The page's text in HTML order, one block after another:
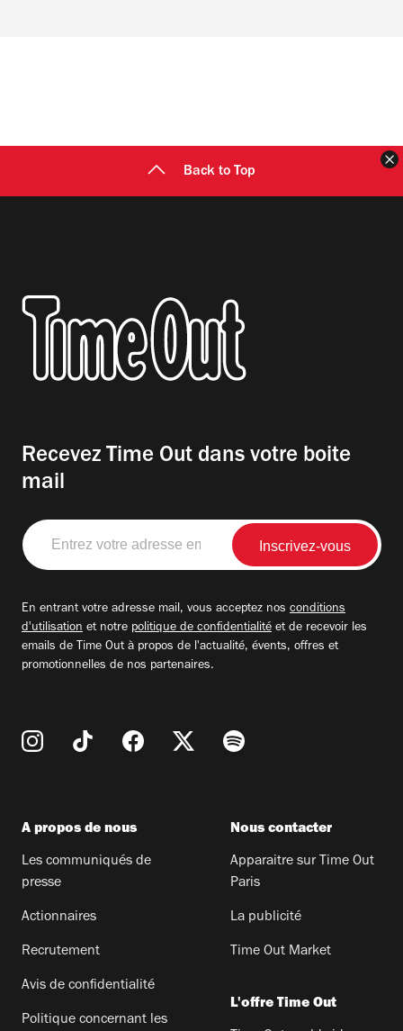
Back to Top
Recevez Time Out dans votre boite
mail
Entrez
votre
adresse
En entrant votre adresse mail, vous acceptez nos conditions
d'utilisation et notre politique de confidentialité et de recevoir les
emails de Time Out à propos de l'actualité, évents, offres et
promotionnelles de nos partenaires.
A propos de nous
Les communiqués de
presse
Actionnaires
Recrutement
Avis de confidentialité
Politique concernant les
Nous contacter
Apparaitre sur Time Out
Paris
La publicité
Time Out Market
L'offre Time Out